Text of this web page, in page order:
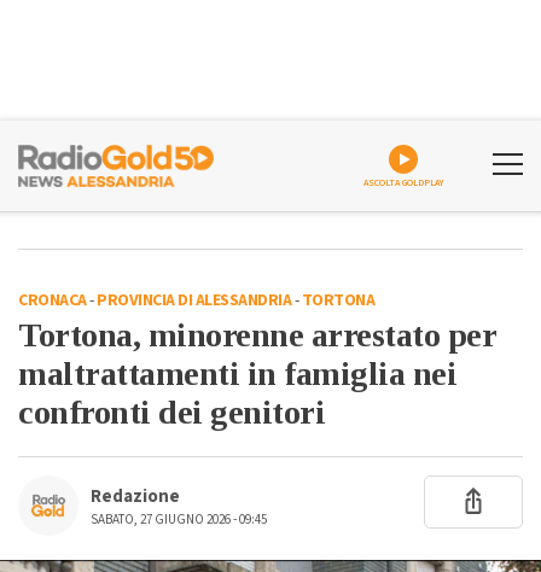
ASCOLTA GOLDPLAY
CRONACA-PROVINCIA DI ALESSANDRIA-TORTONA
Tortona, minorenne arrestato per
maltrattamenti in famiglia nei
confronti dei genitori
Redazione
SABATO, 27 GIUGNO 2026 - 09:45